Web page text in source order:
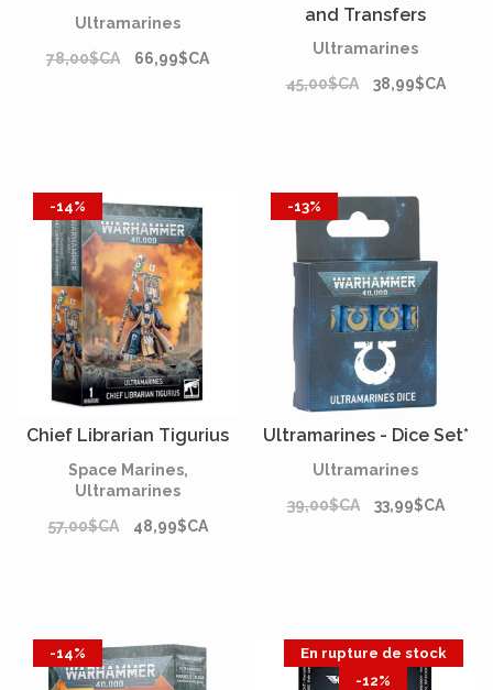
Ultramarines
78,00$CA
66,99$CA
and Transfers
Ultramarines
45,00$CA
38,99$CA
-14%
Chief Librarian Tigurius
Space Marines,
Ultramarines
57,00$CA
48,99$CA
-13%
Ultramarines - Dice Set*
Ultramarines
39,00$CA
33,99$CA
-14%
En rupture de stock
-12%